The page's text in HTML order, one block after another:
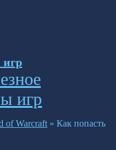
игр
of Warcraft » Как попасть